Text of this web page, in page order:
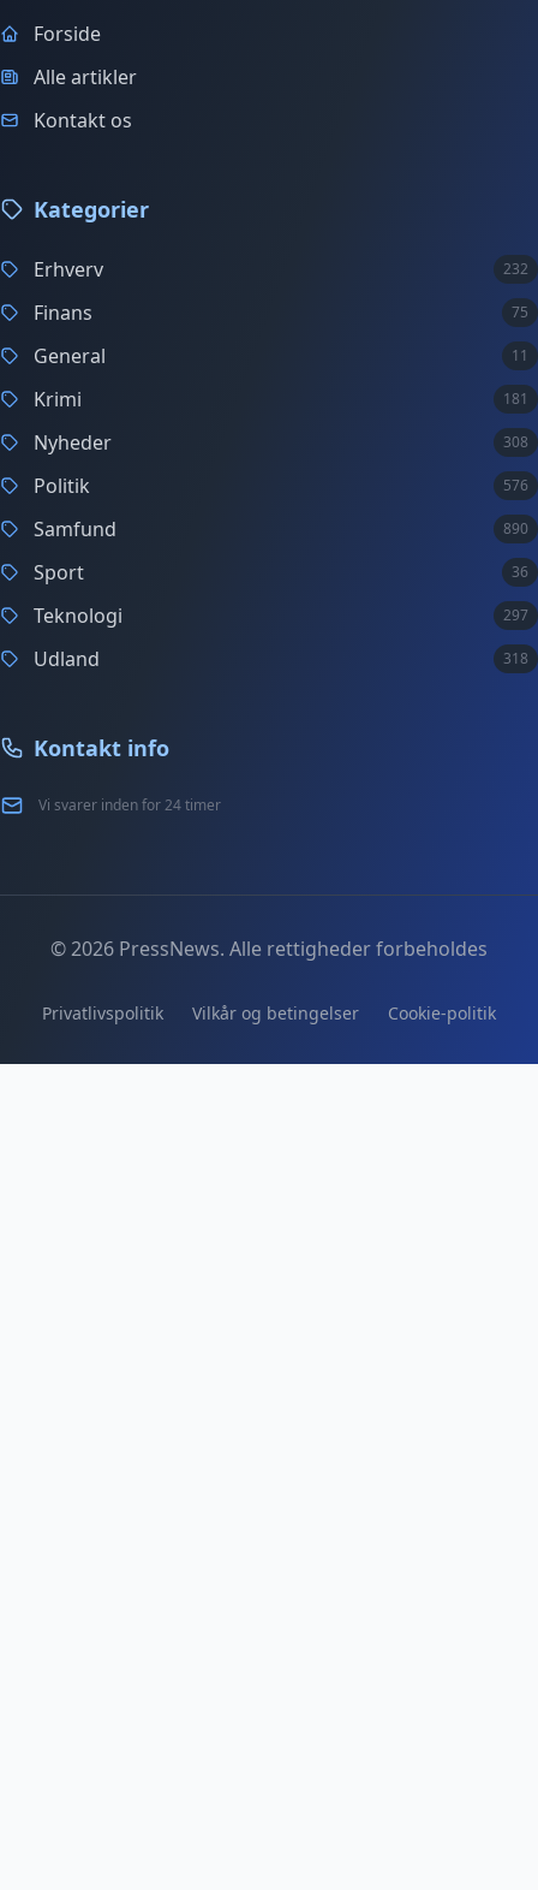
Forside
Alle artikler
Kontakt os
Kategorier
Erhverv 232
Finans 75
General 11
Krimi 181
Nyheder 308
Politik 576
Samfund 890
Sport 36
Teknologi 297
Udland 318
Kontakt info
Vi svarer inden for 24 timer
© 2026 PressNews. Alle rettigheder forbeholdes
Privatlivspolitik Vilkår og betingelser Cookie-politik